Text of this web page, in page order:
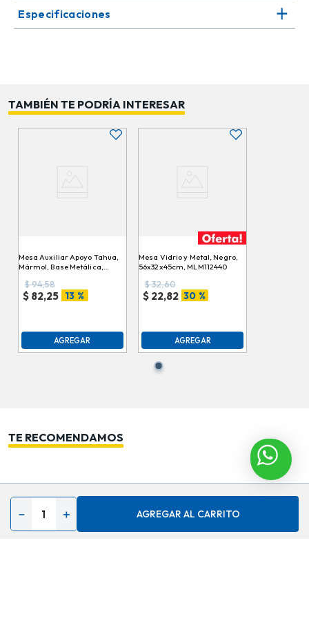
＋
－ AGREGAR AL CARRITO
Especificaciones
TAMBIÉN TE PODRÍA INTERESAR
Mesa Auxiliar Apoyo Tahua,
Mármol, Base Metálica,
$94,58
$ 82,25 13 %
AGREGAR
Mesa Vidrio y Metal, Negro,
56x32x45cm, MLM112440
$32,60
$ 22,82 30 %
AGREGAR
TE RECOMENDAMOS